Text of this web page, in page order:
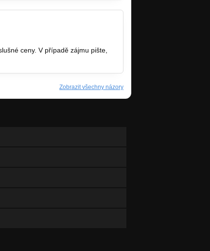
ceny. V případě zájmu pište,
Zobrazit všechny názory